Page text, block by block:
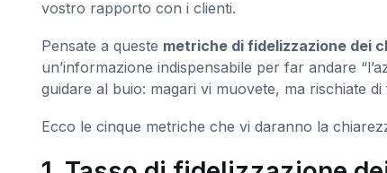
vostro rapporto con i clienti.
Pensate a queste metriche di fidelizzazione dei
un’informazione indispensabile per far andare
guidare al buio: magari vi muovete, ma rischiate
Ecco le cinque metriche che vi daranno la